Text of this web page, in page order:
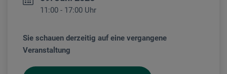
11:00 - 17:00 Uhr
Sie schauen derzeitig auf eine vergangene
Veranstaltung